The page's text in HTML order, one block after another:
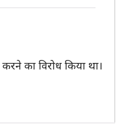
करने का विरोध किया था।